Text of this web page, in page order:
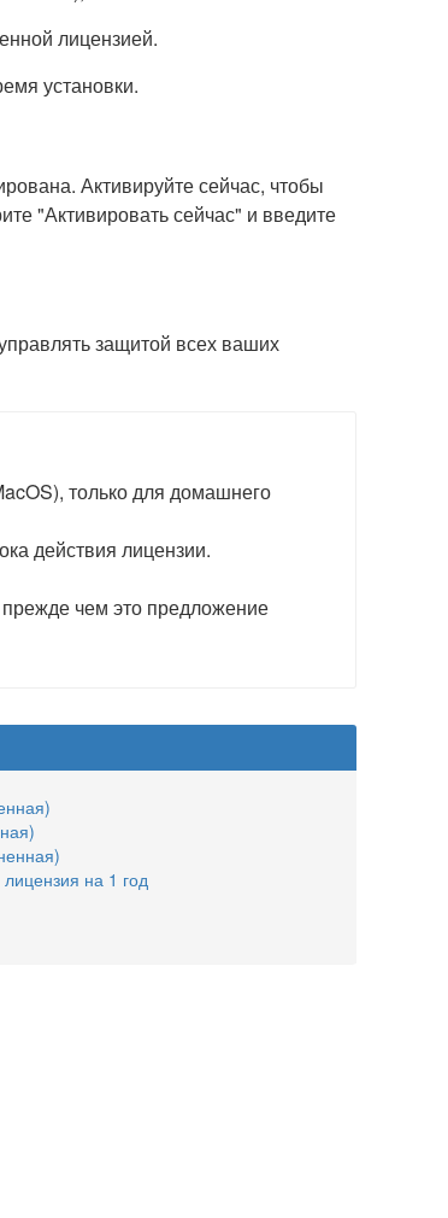
лицензией.
установки.
Активируйте сейчас, чтобы
"Активировать сейчас" и введите
защитой всех ваших
только для домашнего
действия лицензии.
чем это предложение
на 1 год